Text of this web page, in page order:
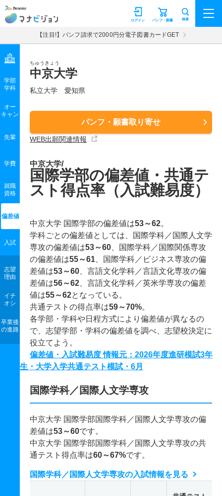
マナビジョン パンフ・願書
ログイン 検索
【注目!】パンフ請求で2000円分電子図書カードGET
ちゅうきょう
中京大学
私立大学 愛知県
パンフ・願書取り寄せ
WEB出願関連情報
学部
学科
オー
キャン
先輩
学費
就職
資格
偏差値
入試
志望
理由
イチ
オシ
卒業後
の進路
中京大学/
国際学部の偏差値・共通テ
スト得点率（入試難易度）
中京大学 国際学部の偏差値は53～62。
学科ごとの偏差値としては、国際学科／国際人文学
専攻の偏差値は53～60 、国際学科／国際関係専攻
の偏差値は55～61 、国際学科／ビジネス専攻の偏
差値は53～60 、言語文化学科／言語文化専攻の偏
差値は56～62 、言語文化学科／英米学専攻の偏差
値は55～62となっている。
共通テストの得点率は59～70%。
各学部・学科や日程方式により偏差値が異なるの
で、志望学部・学科の偏差値を調べ、志望校決定に
役立てよう。
偏差値・入試難易度 情報元：2026年度進研模試3年
生・大学入学共通テスト模試・6月
国際学科／国際人文学専攻
中京大学 国際学部国際学科／国際人文学専攻の偏
差値は53～60です。
中京大学 国際学部国際学科／国際人文学専攻の共
通テスト得点率は60～67%です。
国際学科／国際人文学専攻の入試情報を見る